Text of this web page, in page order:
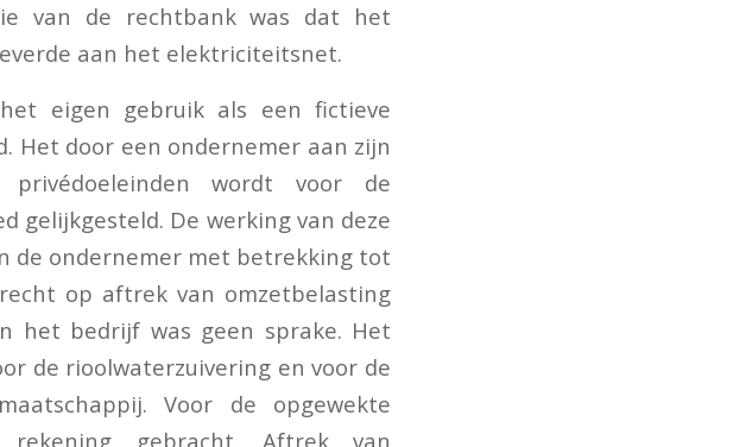
van de rechtbank was dat het
aan het elektriciteitsnet.
eigen gebruik als een fictieve
Het door een ondernemer aan zijn
wordt voor de
gelijkgesteld. De werking van deze
de ondernemer met betrekking tot
op aftrek van omzetbelasting
het bedrijf was geen sprake. Het
de rioolwaterzuivering en voor de
Voor de opgewekte
gebracht. Aftrek van